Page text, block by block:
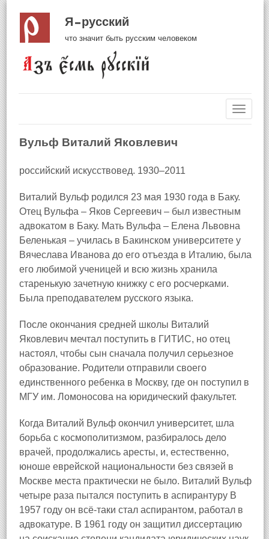
Я русский
что значит быть русским человеком
Вульф Виталий Яковлевич
российский искусствовед. 1930–2011
Виталий Вульф родился 23 мая 1930 года в Баку.
Отец Вульфа – Яков Сергеевич – был известным
адвокатом в Баку. Мать Вульфа – Елена Львовна
Беленькая – училась в Бакинском университете у
Вячеслава Иванова до его отъезда в Италию, была
его любимой ученицей и всю жизнь хранила
старенькую зачетную книжку с его росчерками.
Была преподавателем русского языка.
После окончания средней школы Виталий
Яковлевич мечтал поступить в ГИТИС, но отец
настоял, чтобы сын сначала получил серьезное
образование. Родители отправили своего
единственного ребенка в Москву, где он поступил в
МГУ им. Ломоносова на юридический факультет.
Когда Виталий Вульф окончил университет, шла
борьба с космополитизмом, разбиралось дело
врачей, продолжались аресты, и, естественно,
юноше еврейской национальности без связей в
Москве места практически не было. Виталий Вульф
четыре раза пытался поступить в аспирантуру В
1957 году он всё-таки стал аспирантом, работал в
адвокатуре. В 1961 году он защитил диссертацию